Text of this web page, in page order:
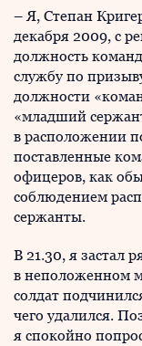
– Я, Степан
декабря 2009, с
должность
службу по
должности
«младший
в расположении
поставленные
офицеров, как
соблюдением
сержанты.
В 21.30, я застал
в неположенном
солдат
чего удалился.
я спокойно